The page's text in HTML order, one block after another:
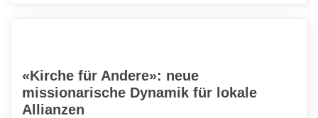
«Kirche für Andere»: neue
missionarische Dynamik für lokale
Allianzen